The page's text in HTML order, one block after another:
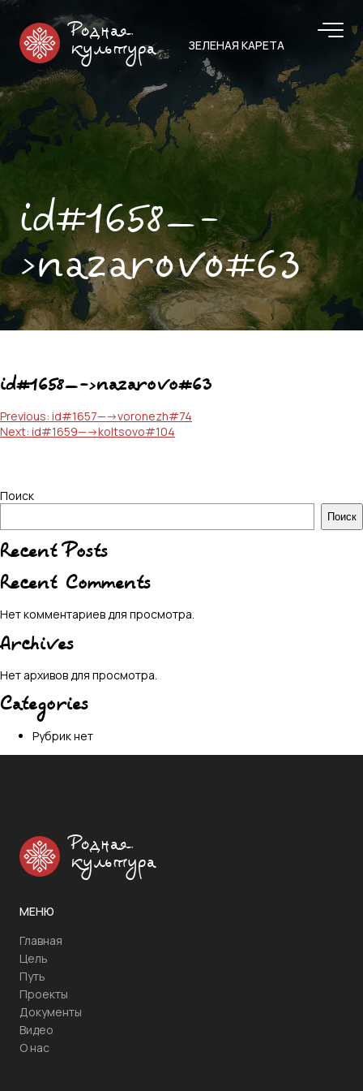
Родная
культура
ЗЕЛЕНАЯ КАРЕТА
id#1658—-
>nazarovo#63
id#1658—->nazarovo#63
Навигация
по
Previous: id#1657—->voronezh#74
Next: id#1659—->koltsovo#104
Поиск
Поиск
Recent Posts
Recent Comments
Нет комментариев для просмотра.
Archives
Нет архивов для просмотра.
Categories
Рубрик нет
Родная
культура
МЕНЮ
Главная
Цель
Путь
Проекты
Документы
Видео
О нас